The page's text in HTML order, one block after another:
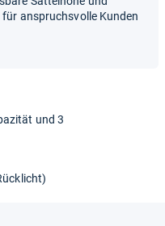
anspruchsvolle Kunden
und 3